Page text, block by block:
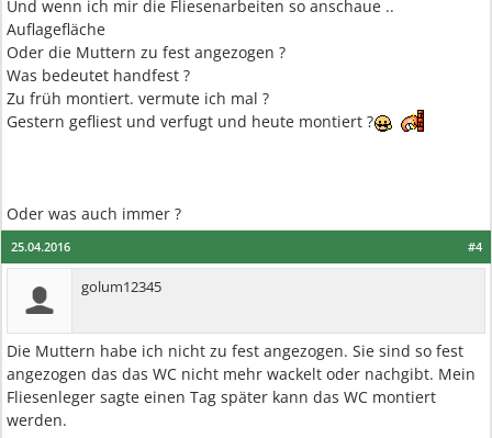
Und wenn ich mir die Fliesenarbeiten so anschaue ..
Auflagefläche
Oder die Muttern zu fest angezogen ?
Was bedeutet handfest ?
Zu früh montiert. vermute ich mal ?
Gestern gefliest und verfugt und heute montiert ?
Oder was auch immer ?
#4
25.04.2016
golum12345
Die Muttern habe ich nicht zu fest angezogen. Sie sind so fest
angezogen das das WC nicht mehr wackelt oder nachgibt. Mein
Fliesenleger sagte einen Tag später kann das WC montiert
werden.